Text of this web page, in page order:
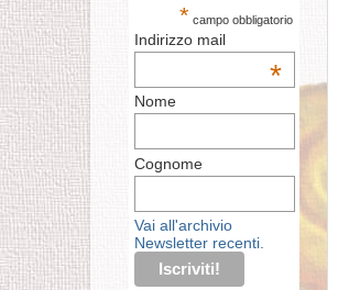
* campo obbligatorio
Indirizzo mail
*
Nome
Cognome
Vai all'archivio
Newsletter recenti.